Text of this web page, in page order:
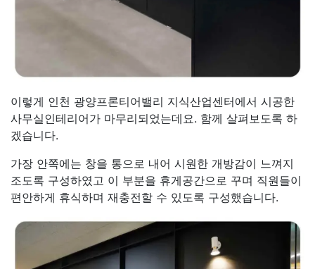
이렇게 인천 광양프론티어밸리 지식산업센터에서 시공한
사무실인테리어가 마무리되었는데요. 함께 살펴보도록 하
겠습니다.
가장 안쪽에는 창을 통으로 내어 시원한 개방감이 느껴지
조도록 구성하였고 이 부분을 휴게공간으로 꾸며 직원들이
편안하게 휴식하며 재충전할 수 있도록 구성했습니다.